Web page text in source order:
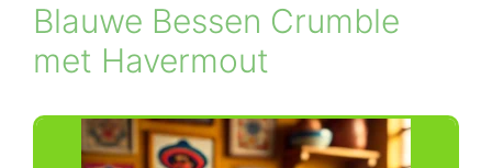
Blauwe Bessen Crumble
met Havermout